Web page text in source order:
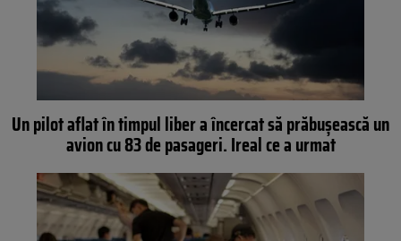
Un pilot aflat în timpul liber a încercat să prăbușească un
avion cu 83 de pasageri. Ireal ce a urmat